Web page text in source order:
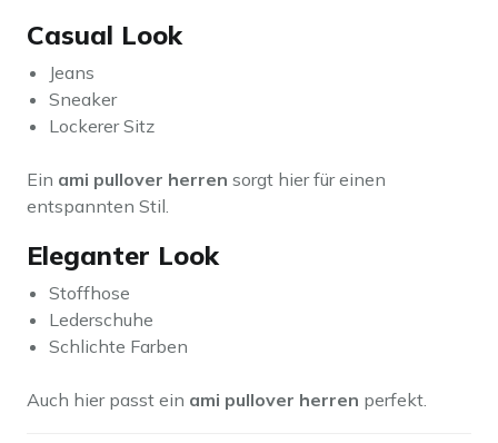
Casual Look
Jeans
Sneaker
Lockerer Sitz
Ein ami pullover herren sorgt hier für einen
entspannten Stil.
Eleganter Look
Stoffhose
Lederschuhe
Schlichte Farben
Auch hier passt ein ami pullover herren perfekt.